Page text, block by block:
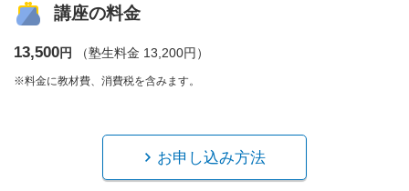
講座の料金
13,500円 （塾生料金 13,200円）
※料金に教材費、消費税を含みます。
お申し込み方法